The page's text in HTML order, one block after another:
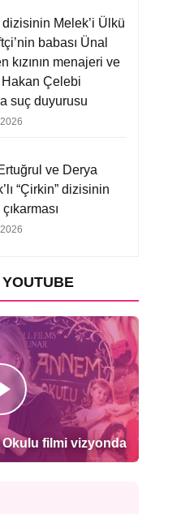
dizisinin Melek’i Ülkü
babası Ünal
kızının menajeri ve
Çelebi
suç duyurusu
ve Derya
“Çirkin” dizisinin
filmi vizyonda